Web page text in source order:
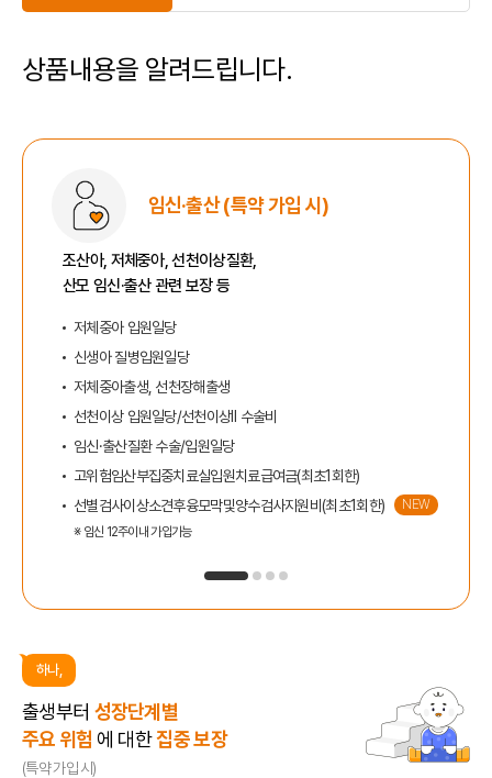
상품내용을 알려드립니다.
임신·출산(특약 가입 시)
조산아, 저체중아, 선천이상질환,
산모 임신·출산 관련 보장 등
저체중아 입원일당
신생아 질병입원일당
저체중아출생, 선천장해출생
선천이상 입원일당/선천이상Ⅱ 수술비
임신·출산질환 수술/입원일당
고위험임산부집중치료실입원치료급여금(최초1회한)
선별검사이상소견후융모막및양수검사지원비(최초1회한)
NEW
※ 임신 12주이내 가입가능
하나,
출생부터 성장단계별
주요 위험 에 대한집중 보장
(특약 가입 시)